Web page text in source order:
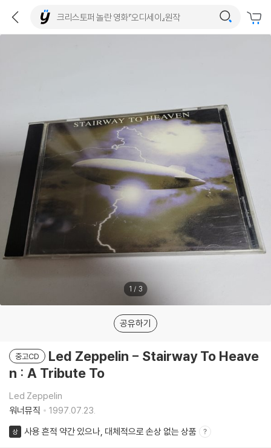
1 / 3
공유하기
중고CD
Led Zeppelin - Stairway To Heave
n : A Tribute To
Led Zeppelin
워너뮤직
1997.07.23.
상 사용 흔적 약간 있으나, 대체적으로 손상 없는 상품